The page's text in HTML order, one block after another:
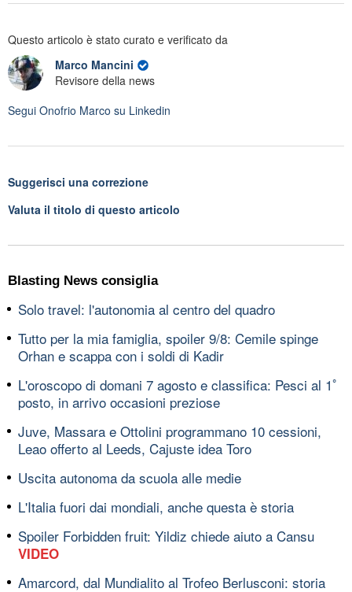
Questo articolo è stato curato e verificato da
Marco Mancini
Revisore della news
Segui Onofrio Marco su Linkedin
Suggerisci una correzione
Valuta il titolo di questo articolo
Blasting News consiglia
Solo travel: l'autonomia al centro del quadro
Tutto per la mia famiglia, spoiler 9/8: Cemile spinge
Orhan e scappa con i soldi di Kadir
L'oroscopo di domani 7 agosto e classifica: Pesci al 1ﾟ
posto, in arrivo occasioni preziose
Juve, Massara e Ottolini programmano 10 cessioni,
Leao offerto al Leeds, Cajuste idea Toro
Uscita autonoma da scuola alle medie
L'Italia fuori dai mondiali, anche questa è storia
Spoiler Forbidden fruit: Yildiz chiede aiuto a Cansu
VIDEO
Amarcord, dal Mundialito al Trofeo Berlusconi: storia